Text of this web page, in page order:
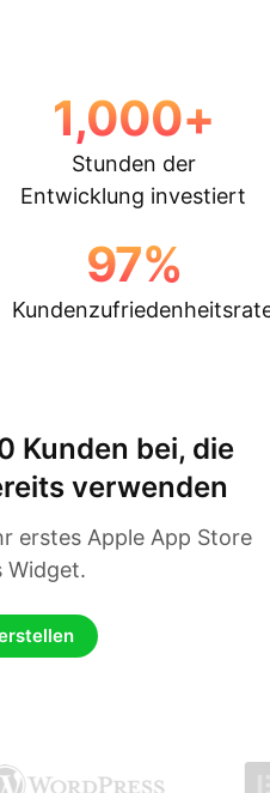
1,000+
Stunden der
Entwicklung investiert
97%
Kunden bei, die
verwenden
erstes Apple App Store
Widget.